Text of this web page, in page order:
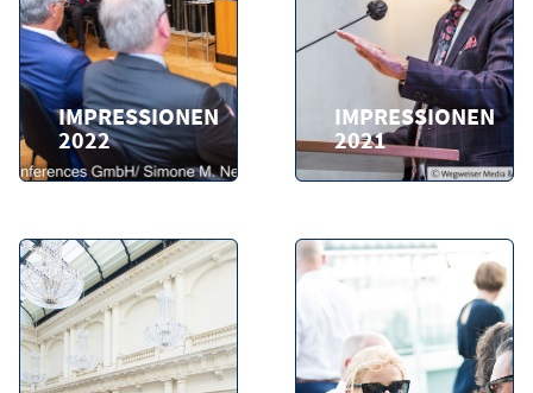
IMPRESSIONEN
2022
IMPRESSIONEN
2021